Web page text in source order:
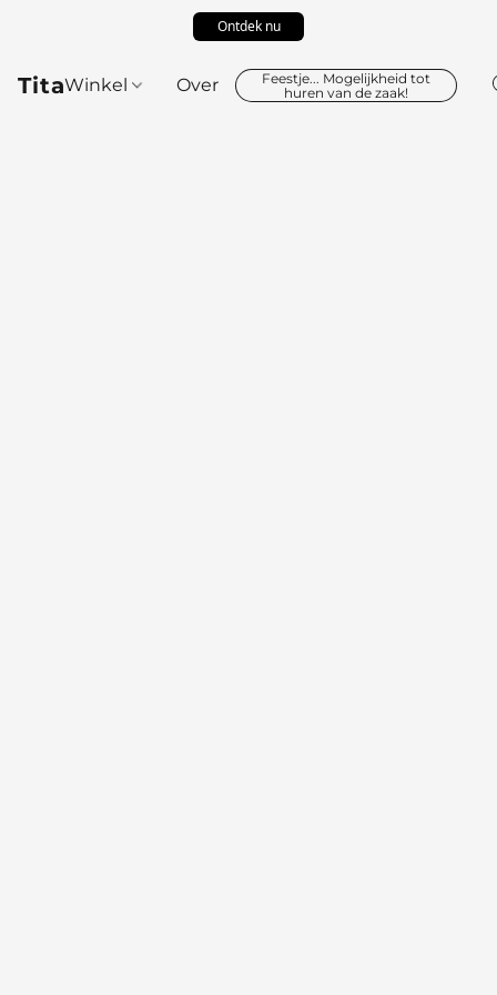
Ontdek nu
TitaWinkel Over
Feestje... Mogelijkheid tot
huren van de zaak!